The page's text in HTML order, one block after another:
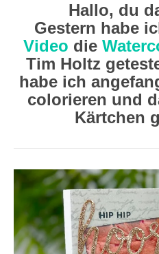
Hallo, du
Gestern habe
Video die
Tim Holtz
habe ich
colorieren und
Kärtchen